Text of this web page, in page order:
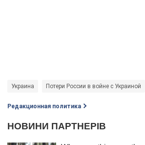
Украина Потери России в войне с Украиной
Редакционная политика